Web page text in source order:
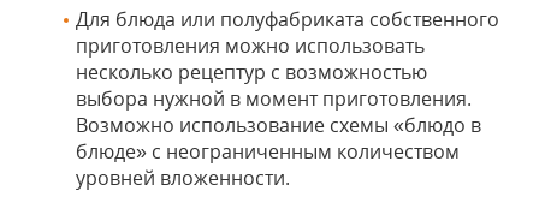
Для блюда или полуфабриката собственного
приготовления можно использовать
несколько рецептур с возможностью
выбора нужной в момент приготовления.
Возможно использование схемы «блюдо в
блюде» с неограниченным количеством
уровней вложенности.